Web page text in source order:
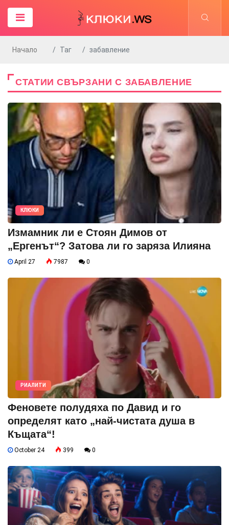
Начало Таг забавление
СТАТИИ СВЪРЗАНИ С ЗАБАВЛЕНИЕ
КЛЮКИ
Измамник ли е Стоян Димов от
„Ергенът“? Затова ли го заряза Илияна
April 27 7987 0
РИАЛИТИ
Феновете полудяха по Давид и го
определят като „най-чистата душа в
Къщата“!
October 24 399 0